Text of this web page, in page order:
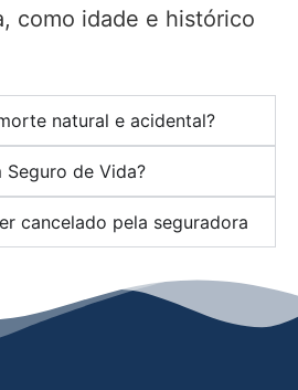
como idade e histórico
natural e acidental?
Seguro de Vida?
cancelado pela seguradora